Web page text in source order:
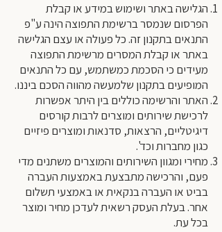
הגלישה באתר ושימוש במידע או קבלת
הפרסום שנמסר ברשימת התפוצה הינה ע"פ
התנאים בתקנון זה. כל פעולה או עצם הגלישה
באתר או קבלת המסרים מרשימת התפוצה
מעידים כי הסכמת כמשתמש, עם כל התנאים
המופיעים בתקנון שלמעשה מהווה הסכם ביננו.
האתר והרשימה כוללים בין היתר אפשרות
לרכישת שירותים ומוצרים לרבות קורסים
דיגיטליים, הרצאות, סדנאות ומוצרים פיזיים
כגון מחברות וכד'.
מחירי ומגוון השירותים והמוצרים משתנים מדי
פעם, והרכישה מתבצעת באמצעות העברה
בביט או העברה בנקאית או באמצעי תשלום
אחר. בעלת העסק רשאית לעדכן מחיר ומוצר
בכל עת.